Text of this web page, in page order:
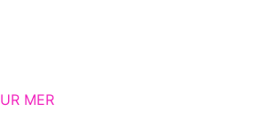
MER